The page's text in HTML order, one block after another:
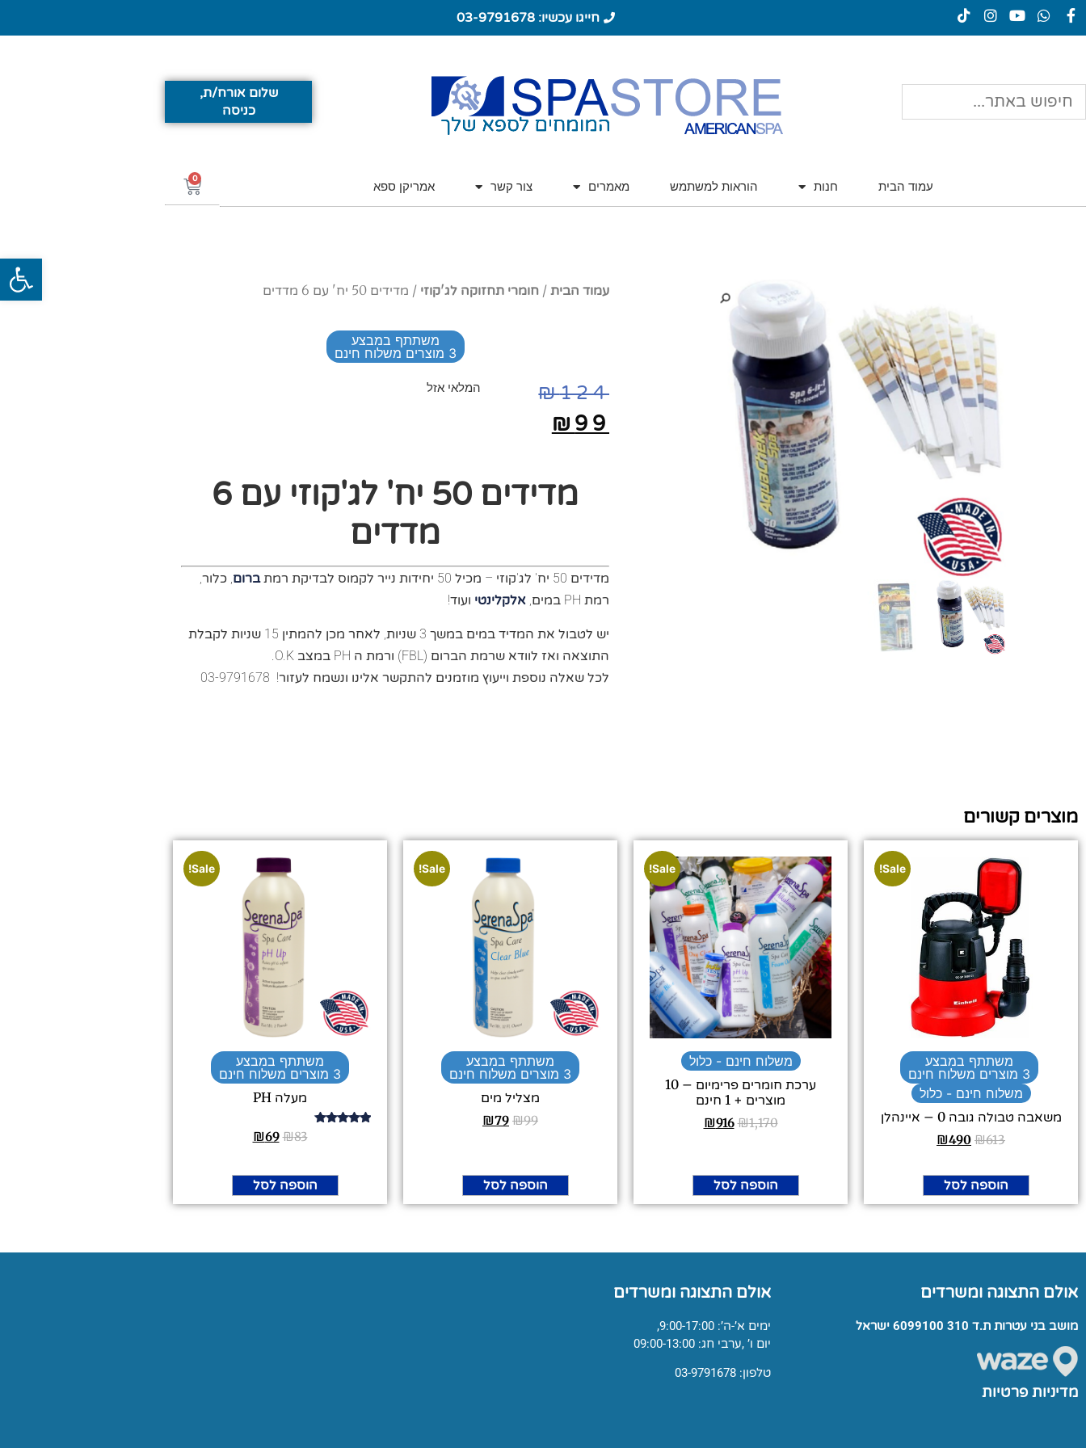
פתח
חייגו עכשיו: 03-9791678
שלום אורח/ת,
כניסה
עמוד הבית חנות הוראות למשתמש מאמרים צור קשר אמריקן ספא
0
עמוד הבית / חומרי תחזוקה לג'קוזי / מדידים 50 יח' עם 6 מדדים
משתתף במבצע
3 מוצרים משלוח חינם
₪124
₪ 99
המלאי אזל
מדידים 50 יח' לג'קוזי עם 6
מדדים
מדידים 50 יח' לג'קוזי – מכיל 50 יחידות נייר לקמוס לבדיקת רמת ברום, כלור,
רמת PH במים, אלקלינטי ועוד!
יש לטבול את המדיד במים במשך 3 שניות, לאחר מכן להמתין 15 שניות לקבלת
התוצאה ואז לוודא שרמת הברום ( FBL) ורמת ה PH במצב O.K
לכל שאלה נוספת וייעוץ מוזמנים להתקשר אלינו ונשמח לעזור! 03-9791678
מוצרים קשורים
Sale!
משתתף במבצע
3 מוצרים משלוח חינם
משלוח חינם - כלול
משאבה טבולה גובה 0 – איינהלן
₪613
₪490
הוספה לסל
Sale!
משלוח חינם - כלול
ערכת חומרים פרימיום – 10
מוצרים + 1 חינם
₪1,170
₪916
הוספה לסל
Sale!
משתתף במבצע
3 מוצרים משלוח חינם
מצליל מים
₪99
₪79
הוספה לסל
Sale!
משתתף במבצע
3 מוצרים משלוח חינם
מעלה PH
₪83
₪69
הוספה לסל
אולם התצוגה ומשרדים
מושב בני עטרות ת.ד 310 6099100 ישראל
מדיניות פרטיות
אולם התצוגה ומשרדים
ימים א’-ה’: 9:00-17:00,
יום ו’ ,ערבי חג: 09:00-13:00
טלפון: 03-9791678